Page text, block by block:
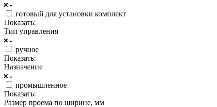
готовый для установки комплект
Показать:
Тип управления
ручное
Показать:
Назначение
промышленное
Показать:
Размер проема по ширине, мм